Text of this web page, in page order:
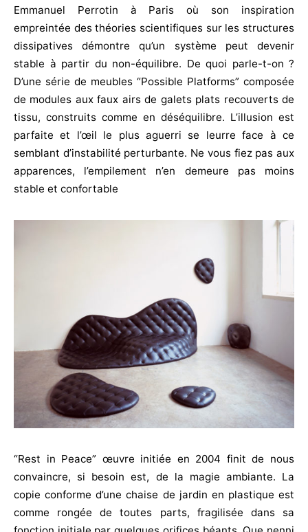
Emmanuel Perrotin à Paris où son inspiration
empreintée des théories scientifiques sur les structures
dissipatives démontre qu’un système peut devenir
stable à partir du non-équilibre. De quoi parle-t-on ?
D’une série de meubles “Possible Platforms” composée
de modules aux faux airs de galets plats recouverts de
tissu, construits comme en déséquilibre. L’illusion est
parfaite et l’œil le plus aguerri se leurre face à ce
semblant d’instabilité perturbante. Ne vous fiez pas aux
apparences, l’empilement n’en demeure pas moins
stable et confortable
“Rest in Peace” œuvre initiée en 2004 finit de nous
convaincre, si besoin est, de la magie ambiante. La
copie conforme d’une chaise de jardin en plastique est
comme rongée de toutes parts, fragilisée dans sa